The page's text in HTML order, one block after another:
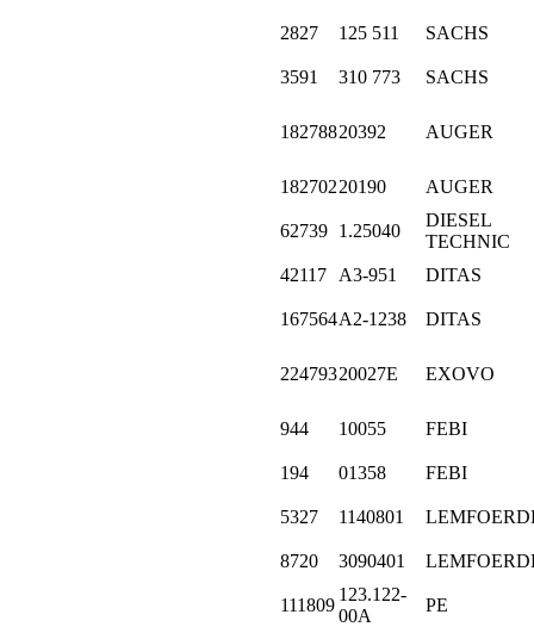
2827 125 511 SACHS
3591 310 773 SACHS
18278820392 AUGER
18270220190 AUGER
62739 1.25040
DIESEL
TECHNIC
42117
A3-951 DITAS
167564A2-1238 DITAS
22479320027E EXOVO
944 10055 FEBI
194 01358 FEBI
5327 1140801
8720 3090401
111809
123.122-
00A
PE